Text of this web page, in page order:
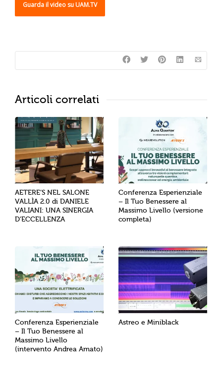
Guarda il video su UAM.TV
Articoli correlati
AETERE’S NEL SALONE
VALLÌA 2.0 di DANIELE
VALIANI: UNA SINERGIA
D’ECCELLENZA
Conferenza Esperienziale
– Il Tuo Benessere al
Massimo Livello (versione
completa)
Conferenza Esperienziale
– Il Tuo Benessere al
Massimo Livello
(intervento Andrea Amato)
Astreo e Miniblack